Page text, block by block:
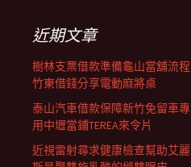
近期文章
樹林支票借款準備龜山當舖流程
竹東借錢分享電動麻將桌
泰山汽車借款保障新竹免留車專
用中壢當鋪TEREA來令片
近視雷射尋求健康檢查幫助艾麗